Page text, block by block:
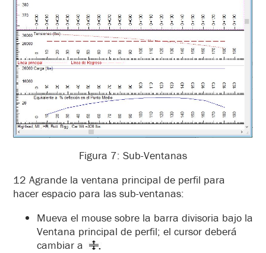
Figura 7: Sub-Ventanas
12 Agrande la ventana principal de perfil para
hacer espacio para las sub-ventanas:
Mueva el mouse sobre la barra divisoria bajo la
Ventana principal de perfil; el cursor deberá
cambiar a